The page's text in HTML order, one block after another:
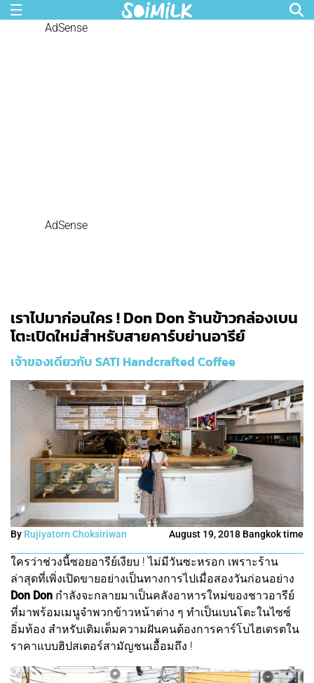
AdSense
AdSense
เราไปมาก่อนใคร ! Don Don ร้านข้าวกล่องเบน
โตะเปิดใหม่สำหรับสายคาร์บย่านอารีย์
เจ้าของเดียวกับ SATI Handcrafted Coffee
By Rujiyatorn Choksiriwan August 19, 2018 Bangkok time
ใครว่าช่วงนี้ซอยอารีย์เงียบ ! ไม่มีวันซะหรอก เพราะร้าน
ล่าสุดที่เพิ่งเปิดขายอย่างเป็นทางการไปเมื่อสองวันก่อนอย่าง
Don Don กำลังจะกลายมาเป็นคลังอาหารใหม่ของชาวอารีย์
ที่มาพร้อมเมนูจำพวกข้าวหน้าต่าง ๆ ทำเป็นเบนโตะในไซซ์
อิ่มท้อง สำหรับเติมเต็มความฝันคนต้องการคาร์โบไฮเดรตใน
ราคาแบบฮิปสเตอร์สามัญชนเอื้อมถึง !